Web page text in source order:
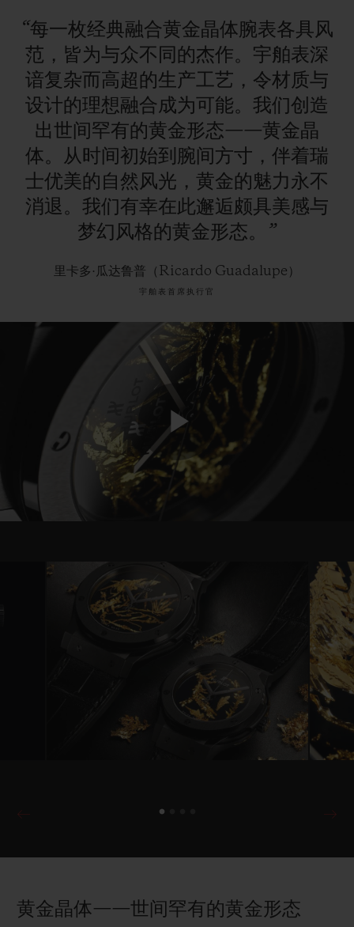
“每一枚经典融合黄金晶体腕表各具风
范，皆为与众不同的杰作。宇舶表深
谙复杂而高超的生产工艺，令材质与
设计的理想融合成为可能。我们创造
出世间罕有的黄金形态——黄金晶
体。从时间初始到腕间方寸，伴着瑞
士优美的自然风光，黄金的魅力永不
消退。我们有幸在此邂逅颇具美感与
梦幻风格的黄金形态。”
里卡多·瓜达鲁普（Ricardo Guadalupe）
宇舶表首席执行官
Play
黄金晶体——世间罕有的黄金形态
查找专卖店